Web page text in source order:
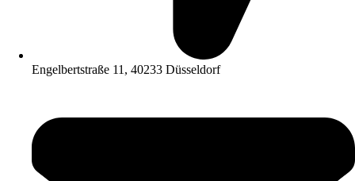
Engelbertstraße 11, 40233 Düsseldorf